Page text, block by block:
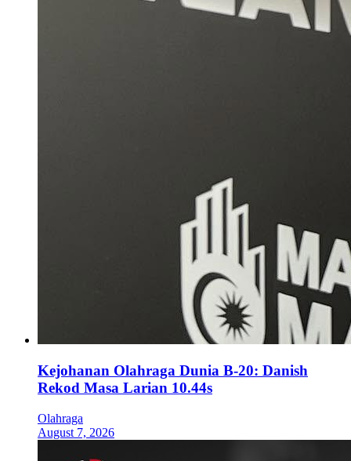
Kejohanan Olahraga Dunia B-20: Danish
Rekod Masa Larian 10.44s
Olahraga
August 7, 2026